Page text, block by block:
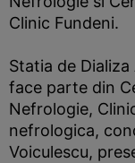
Clinic Fundeni.
Statia de
face parte din
Nefrologie,
nefrologica,
Voiculescu,